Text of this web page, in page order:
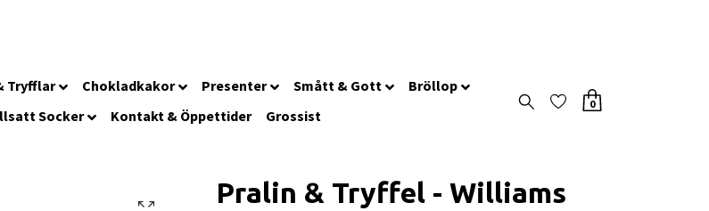
Tryfflar Chokladkakor Presenter Smått & Gott
Bröllop
Socker
Kontakt & Öppettider Grossist
0
Pralin & Tryffel - Williams